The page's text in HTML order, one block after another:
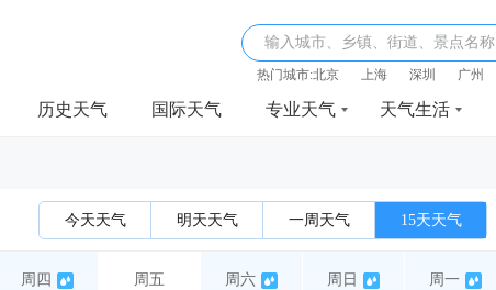
输入城市、乡镇、街道、景点名称
热门城市:北京 上海 深圳 广州
历史天气 国际天气 专业天气 天气生活
今天天气 明天天气 一周天气 15天天气
周四 周五 周六 周日 周一